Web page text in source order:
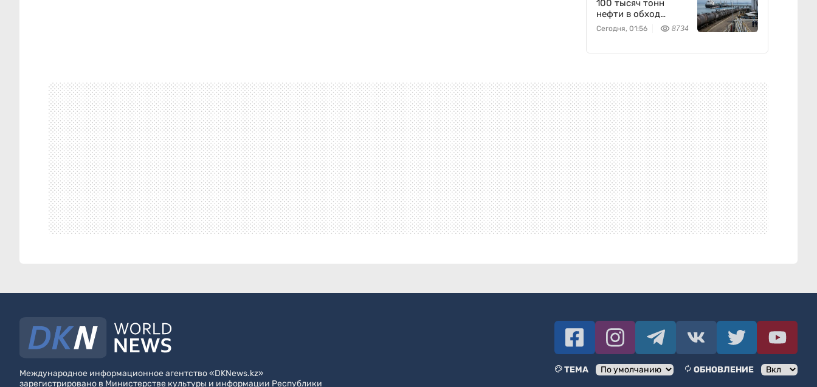
100 тысяч тонн
нефти в обход
России
Сегодня, 01:56 8734
Международное информационное агентство «DKNews.kz»
зарегистрировано в Министерстве культуры и информации Республики
ТЕМА ОБНОВЛЕНИЕ